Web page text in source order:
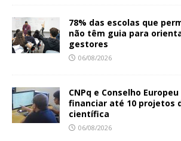
78% das escolas que
não têm guia para
gestores
06/08/2026
CNPq e Conselho
financiar até 10 projetos
científica
06/08/2026